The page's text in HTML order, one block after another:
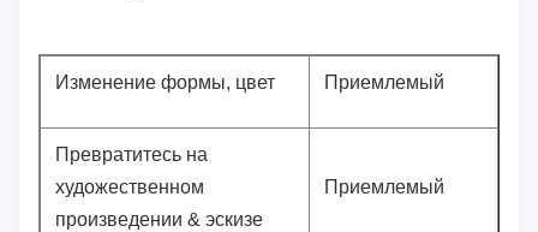
Изменение формы, цвет Приемлемый
Превратитесь на
художественном
произведении & эскизе
Приемлемый